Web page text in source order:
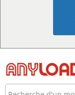
Recherche